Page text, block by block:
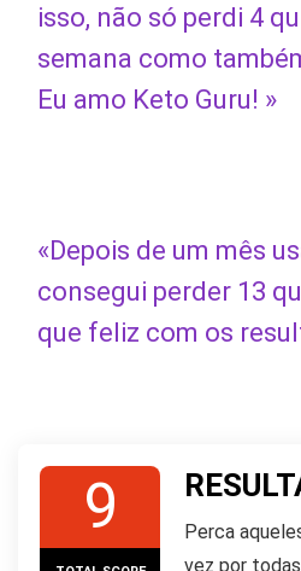
isso, não só perdi 4
semana como
Eu amo Keto Guru! »
«Depois de um mês
consegui perder 13
que feliz com os
9
Perca
vez por